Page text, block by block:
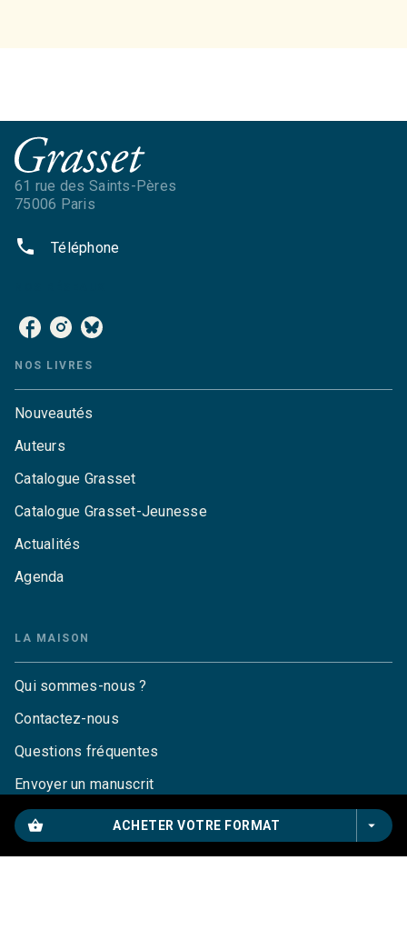
shopping_basket ACHETER VOTRE FORMAT arrow_drop_down
61 rue des Saints-Pères
75006 Paris
phone Téléphone
NOS LIVRES
Nouveautés
Auteurs
Catalogue Grasset
Catalogue Grasset-Jeunesse
Actualités
Agenda
LA MAISON
Qui sommes-nous ?
Contactez-nous
Questions fréquentes
Envoyer un manuscrit
Service de presse